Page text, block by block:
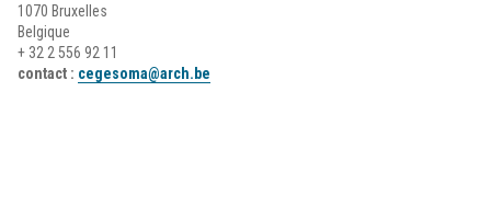
1070 Bruxelles
Belgique
+ 32 2 556 92 11
contact : cegesoma@arch.be